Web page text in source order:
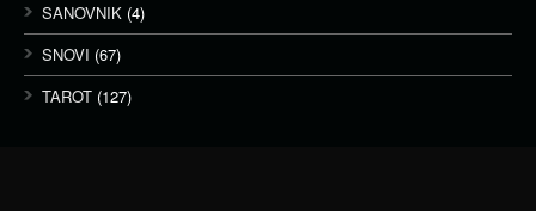
SANOVNIK (4)
SNOVI (67)
TAROT (127)